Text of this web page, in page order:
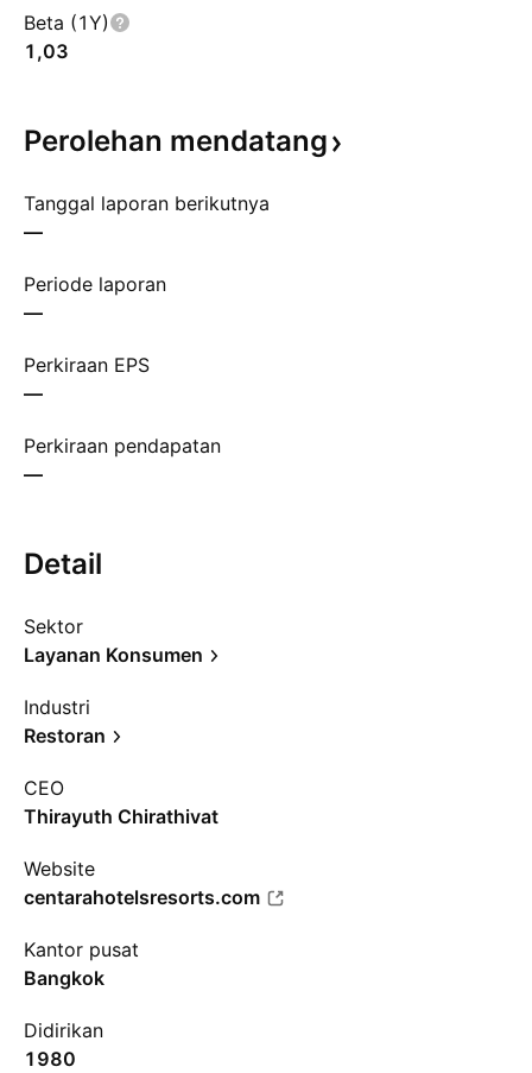
Beta (1Y)
1,03
Perolehan mendatang
Tanggal laporan berikutnya
—
Periode laporan
—
Perkiraan EPS
—
Perkiraan pendapatan
—
Detail
Sektor
Layanan Konsumen
Industri
Restoran
CEO
Thirayuth Chirathivat
Website
centarahotelsresorts.com
Kantor pusat
Bangkok
Didirikan
1980